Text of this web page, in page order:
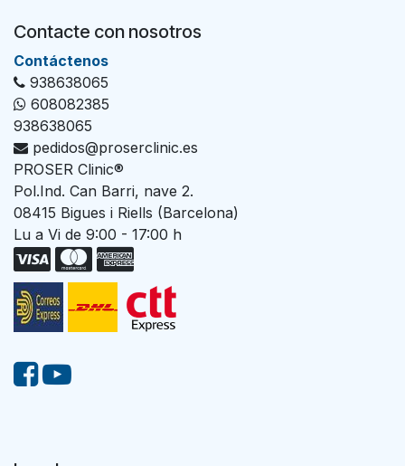
Contacte con nosotros
Con​tác​tenos
938638065
608082385
938638065
pedidos@proserclinic.es
PROSER Clinic®
Pol.Ind. Can Barri, nave 2.
08415 Bigues i Riells (Barcelona)
Lu a Vi de 9:00 - 17:00 h